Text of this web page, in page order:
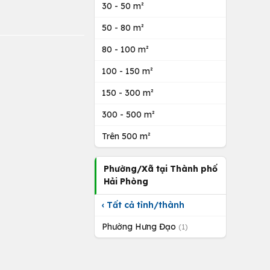
30 - 50 m²
50 - 80 m²
80 - 100 m²
100 - 150 m²
150 - 300 m²
300 - 500 m²
Trên 500 m²
Phường/Xã tại Thành phố
Hải Phòng
‹ Tất cả tỉnh/thành
Phường Hưng Đạo (1)